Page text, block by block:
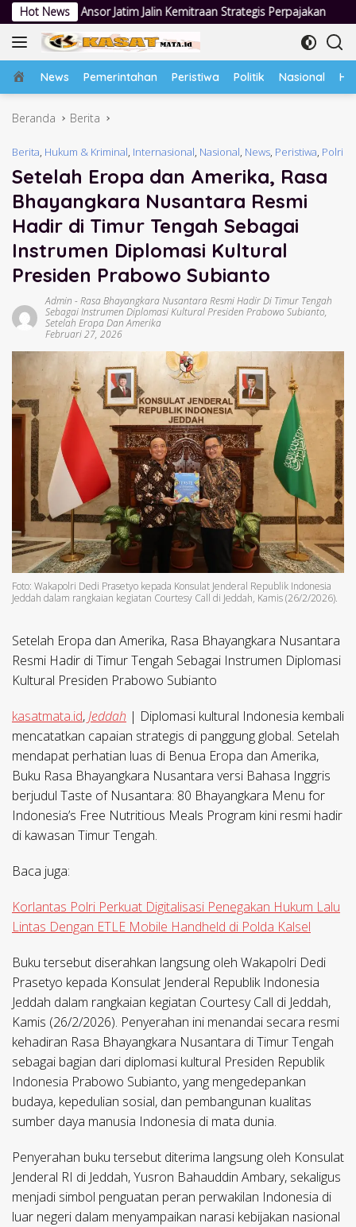
Langsung
ke
konten
Hot News
Kemitraan Strategis Perpajakan Jumat Berkah Polsek
Home
News Pemerintahan Peristiwa Politik Nasional
Beranda Berita
Berita, Hukum & Kriminal, Internasional, Nasional, News, Peristiwa, Polri
Setelah Eropa dan Amerika, Rasa
Bhayangkara Nusantara Resmi
Hadir di Timur Tengah Sebagai
Instrumen Diplomasi Kultural
Presiden Prabowo Subianto
Admin -Rasa Bhayangkara Nusantara Resmi Hadir Di Timur Tengah
Sebagai Instrumen Diplomasi Kultural Presiden Prabowo Subianto,
Setelah Eropa Dan Amerika
Februari 27, 2026
Foto: Wakapolri Dedi Prasetyo kepada Konsulat Jenderal Republik Indonesia
Jeddah dalam rangkaian kegiatan Courtesy Call di Jeddah, Kamis (26/2/2026).
Setelah Eropa dan Amerika, Rasa Bhayangkara Nusantara
Resmi Hadir di Timur Tengah Sebagai Instrumen Diplomasi
Kultural Presiden Prabowo Subianto
kasatmata.id,Jeddah | Diplomasi kultural Indonesia kembali
mencatatkan capaian strategis di panggung global. Setelah
mendapat perhatian luas di Benua Eropa dan Amerika,
Buku Rasa Bhayangkara Nusantara versi Bahasa Inggris
berjudul Taste of Nusantara: 80 Bhayangkara Menu for
Indonesia’s Free Nutritious Meals Program kini resmi hadir
di kawasan Timur Tengah.
Baca juga:
Korlantas Polri Perkuat Digitalisasi Penegakan Hukum Lalu
Lintas Dengan ETLE Mobile Handheld di Polda Kalsel
Buku tersebut diserahkan langsung oleh Wakapolri Dedi
Prasetyo kepada Konsulat Jenderal Republik Indonesia
Jeddah dalam rangkaian kegiatan Courtesy Call di Jeddah,
Kamis (26/2/2026). Penyerahan ini menandai secara resmi
kehadiran Rasa Bhayangkara Nusantara di Timur Tengah
sebagai bagian dari diplomasi kultural Presiden Republik
Indonesia Prabowo Subianto, yang mengedepankan
budaya, kepedulian sosial, dan pembangunan kualitas
sumber daya manusia Indonesia di mata dunia.
Penyerahan buku tersebut diterima langsung oleh Konsulat
Jenderal RI di Jeddah, Yusron Bahauddin Ambary, sekaligus
menjadi simbol penguatan peran perwakilan Indonesia di
luar negeri dalam menyampaikan narasi kebijakan nasional